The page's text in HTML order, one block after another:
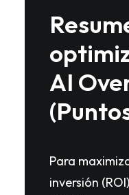
AI
Para
inversión